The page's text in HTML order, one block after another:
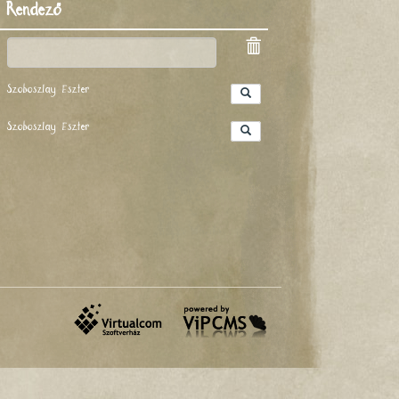
Rendező
Szoboszlay Eszter
Szoboszlay Eszter